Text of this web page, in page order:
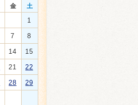
金 土
1
7 8
14 15
21 22
28 29